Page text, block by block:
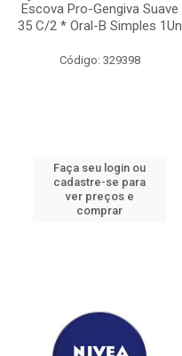
Escova Pro-Gengiva Suave
35 C/2 * Oral-B Simples 1Un
Código: 329398
Faça seu login ou
cadastre-se para
ver preços e
comprar